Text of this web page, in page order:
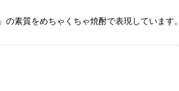
素質をめちゃくちゃ焼酎で表現していま